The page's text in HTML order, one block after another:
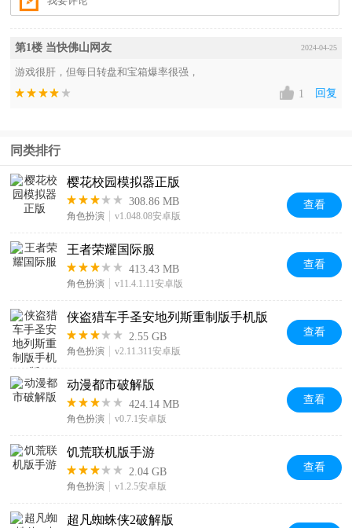
第1楼 当快佛山网友 2024-04-25
游戏很肝，但每日转盘和宝箱爆率很强，
1
回复
同类排行
樱花校园模拟器正版
308.86 MB
角色扮演 v1.048.08安卓版
查看
王者荣耀国际服
413.43 MB
角色扮演 v11.4.1.11安卓版
查看
侠盗猎车手圣安地列斯重制版手机版
2.55 GB
角色扮演 v2.11.311安卓版
查看
动漫都市破解版
424.14 MB
角色扮演 v0.7.1安卓版
查看
饥荒联机版手游
2.04 GB
角色扮演 v1.2.5安卓版
查看
超凡蜘蛛侠2破解版